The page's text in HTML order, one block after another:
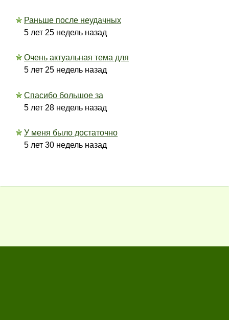
Раньше после неудачных
5 лет 25 недель назад
Очень актуальная тема для
5 лет 25 недель назад
Спасибо большое за
5 лет 28 недель назад
У меня было достаточно
5 лет 30 недель назад